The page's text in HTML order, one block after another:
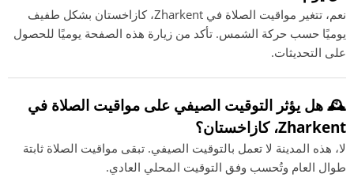
نعم، تتغير مواقيت الصلاة في Zharkent، كازاخستان بشكل طفيف
يوميًا حسب حركة الشمس. تأكد من زيارة هذه الصفحة يوميًا للحصول
على التحديثات.
🕰️ هل يؤثر التوقيت الصيفي على مواقيت الصلاة في
Zharkent، كازاخستان؟
لا، هذه المدينة لا تعمل بالتوقيت الصيفي. تبقى مواقيت الصلاة ثابتة
طوال العام وتُحسب وفق التوقيت المحلي العادي.